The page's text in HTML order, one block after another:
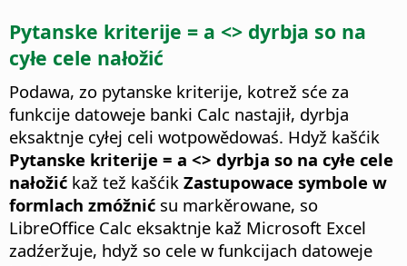
Pytanske kriterije = a <> dyrbja so na
cyłe cele nałožić
Podawa, zo pytanske kriterije, kotrež sće za
funkcije datoweje banki Calc nastajił, dyrbja
eksaktnje cyłej celi wotpowědowaś. Hdyž kašćik
Pytanske kriterije = a <> dyrbja so na cyłe cele
nałožić kaž tež kašćik Zastupowace symbole w
formlach zmóžnić su markěrowane, so
LibreOffice Calc eksaktnje kaž Microsoft Excel
zadźeržuje, hdyž so cele w funkcijach datoweje